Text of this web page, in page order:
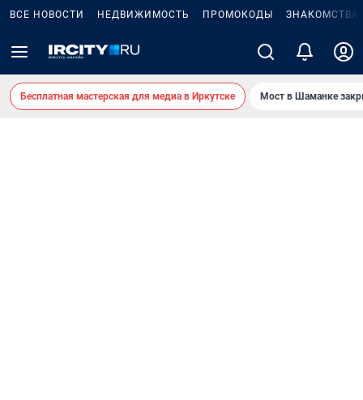
ВСЕ НОВОСТИ НЕДВИЖИМОСТЬ ПРОМОКОДЫ ЗНАКОМСТВА
Бесплатная мастерская для медиа в Иркутске Мост в Шаманке